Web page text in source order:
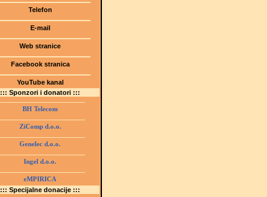
(Šetalište I.G. Kovačića 1)
75000 Tuzla, BiH
Telefon
E-mail
Web stranice
www.gmstziam.com.ba
Facebook stranica
YouTube kanal
GMS Tuzla
::: Sponzori i donatori :::
BH Telecom
ZiComp d.o.o.
Genelec d.o.o.
Ingel d.o.o.
eMPIRICA
::: Specijalne donacije :::